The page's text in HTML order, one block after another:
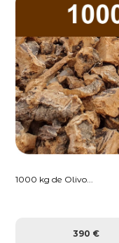
1000 kg de Olivo...
390 €